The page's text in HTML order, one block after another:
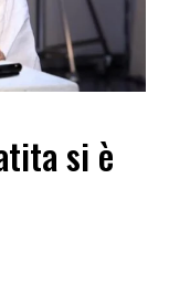
si è